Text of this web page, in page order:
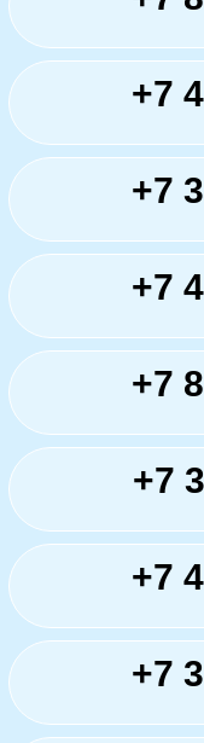
+7
+7
+7
+7
+7
+7
+7